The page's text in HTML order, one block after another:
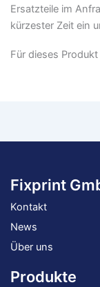
Ersatzteile im
kürzester Zeit ein
Für dieses
Fixprint
Kontakt
News
Über uns
Produkte